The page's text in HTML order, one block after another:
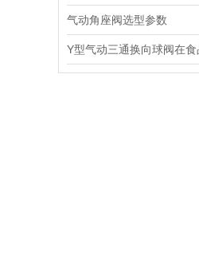
气动角座阀选型参数